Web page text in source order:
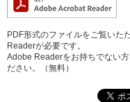
PDF形式のファイルをご覧いた
Readerが必要です。
Adobe Readerをお持ちでない
ださい。（無料）